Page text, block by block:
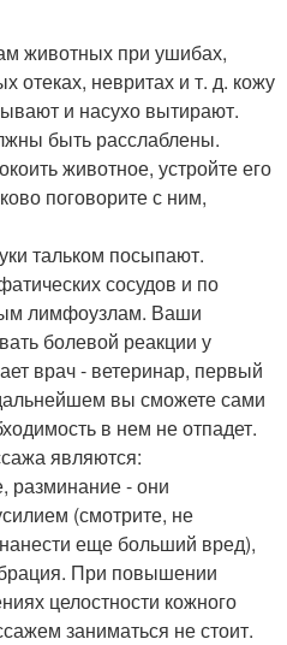
животных при ушибах,
отеках, невритах и т. д. кожу
и насухо вытирают.
быть расслаблены.
животное, устройте его
поговорите с ним,
тальком посыпают.
сосудов и по
лимфоузлам. Ваши
болевой реакции у
врач - ветеринар, первый
вы сможете сами
в нем не отпадет.
являются:
разминание - они
(смотрите, не
еще больший вред),
При повышении
целостности кожного
заниматься не стоит.